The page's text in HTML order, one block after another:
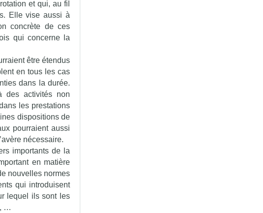
et qui, au fil
Elle vise aussi à
concrète de ces
qui concerne la
être étendus
en tous les cas
dans la durée.
des activités non
les prestations
dispositions de
pourraient aussi
nécessaire.
importants de la
en matière
nouvelles normes
qui introduisent
lequel ils sont les
…